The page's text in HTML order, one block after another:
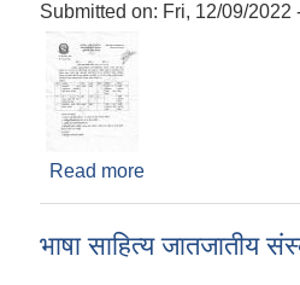
Submitted on: Fri, 12/09/2022
Read more
भाषा साहित्य जातजातीय